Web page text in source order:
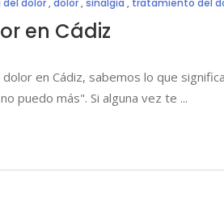
del dolor,dolor,sinalgia , tratamiento del
en Cádiz
dolor en Cádiz, sabemos lo que
puedo más". Si alguna vez te